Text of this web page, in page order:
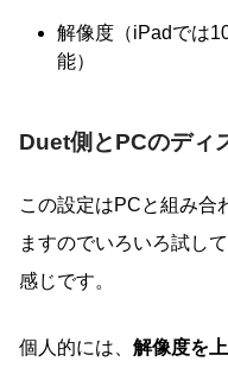
解像度（iPadでは
能）
Duet側とPCのディ
この設定はPCと組み合
ますのでいろいろ試し
感じです。
個人的には、 解像度を